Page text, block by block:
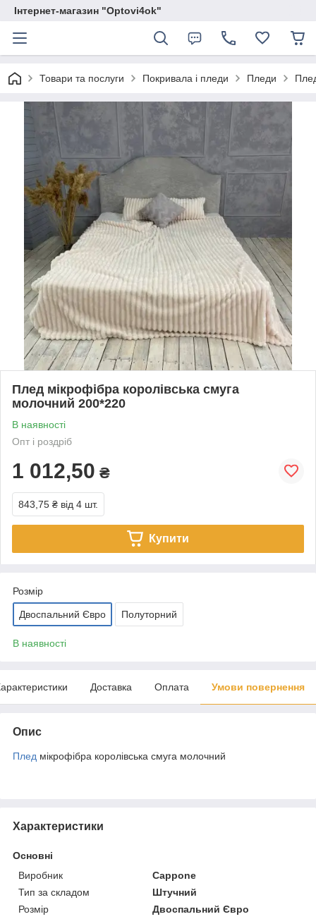
Інтернет-магазин "Optovi4ok"
Товари та послуги Покривала і пледи Пледи
Плед мікрофібра королівська смуга
молочний 200*220
В наявності
Опт і роздріб
1 012,50 ₴
843,75 ₴ від 4 шт.
Купити
Розмір
Двоспальний Євро Полуторний
В наявності
Доставка Оплата Умови повернення
Опис
Плед мікрофібра королівська смуга молочний
Характеристики
Основні
Виробник
Cappone
Тип за складом
Штучний
Розмір
Двоспальний Євро